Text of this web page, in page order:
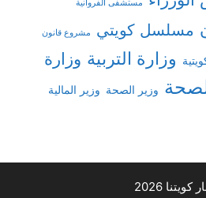
مستشفى الفروانية
مسلسل كويتي مشروع قانون
وزارة التربية وزارة
وزير الصحة وزير المالية
كويتنا 2026